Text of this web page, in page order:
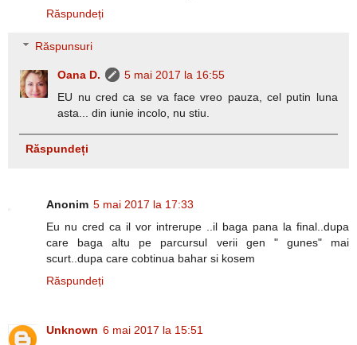
Răspundeți
Răspunsuri
Oana D.
5 mai 2017 la 16:55
EU nu cred ca se va face vreo pauza, cel putin luna
asta... din iunie incolo, nu stiu.
Răspundeți
Anonim 5 mai 2017 la 17:33
Eu nu cred ca il vor intrerupe ..il baga pana la final..dupa
care baga altu pe parcursul verii gen " gunes" mai
scurt..dupa care cobtinua bahar si kosem
Răspundeți
Unknown 6 mai 2017 la 15:51